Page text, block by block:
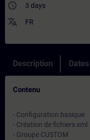
access_time 3 days
translate FR
Description
Contenu
- Configuration basique
- Création de fichiers xml
- Groupe CUSTOM